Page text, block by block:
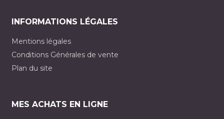
INFORMATIONS LÉGALES
Mentions légales
Conditions Générales de vente
Plan du site
MES ACHATS EN LIGNE